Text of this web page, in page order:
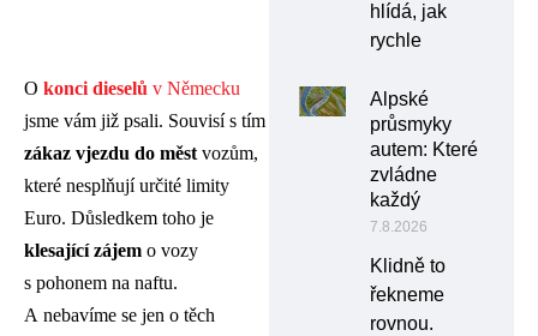
O konci dieselů v Německu
jsme vám již psali. Souvisí s tím
zákaz vjezdu do měst vozům,
které nesplňují určité limity
Euro. Důsledkem toho je
klesající zájem o vozy
s pohonem na naftu.
A nebavíme se jen o těch
hlídá, jak
rychle
Alpské
průsmyky
autem: Které
zvládne
každý
7.8.2026
Klidně to
řekneme
rovnou.